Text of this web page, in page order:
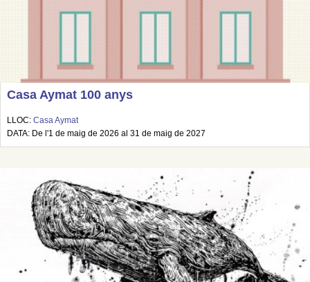
Casa Aymat 100 anys
LLOC: Casa Aymat
DATA: De l'1 de maig de 2026 al 31 de maig de 2027